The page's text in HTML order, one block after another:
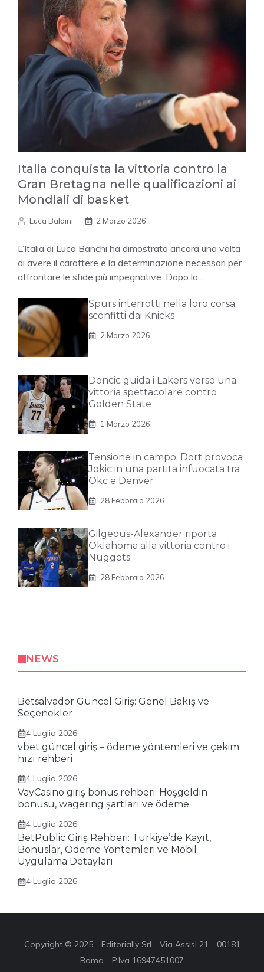
Italia conquista la vittoria contro la
Gran Bretagna nelle qualificazioni ai
Mondiali di basket
Luca Baldini 2 Marzo 2026
L’Italia di Luca Banchi ha dimostrato ancora una volta
di avere il carattere e la determinazione necessari per
affrontare le sfide più impegnative. Dopo la …
Spurs interrotti nella loro corsa:
sconfitti dai Knicks
2 Marzo 2026
Doncic guida i Lakers verso una
vittoria spettacolare contro
Golden State
1 Marzo 2026
Tensione in campo: Dort provoca
Jokic in una partita infuocata tra
Okc e Denver
28 Febbraio 2026
Gilgeous-Alexander riporta
Oklahoma alla vittoria contro i
Nuggets
28 Febbraio 2026
NEWS
Betsalvador Güncel Giriş: Genel Bakış ve
Seçenekler
4 Luglio 2026
vbet güncel giriş – ödeme yöntemleri ve çekim
hızı rehberi
4 Luglio 2026
VayCasino giriş bonus rehberi: Hoşgeldin
bonusu, wagering şartları ve ödeme
4 Luglio 2026
BetPublic Giriş Rehberi: Türkiye’de Kayıt,
Bonuslar, Ödeme Yöntemleri ve Mobil
Uygulama Detayları
4 Luglio 2026
Copyright © 2025 - Editorially Srl - Via Assisi 21 - 00181
Roma - P.Iva 16947451007